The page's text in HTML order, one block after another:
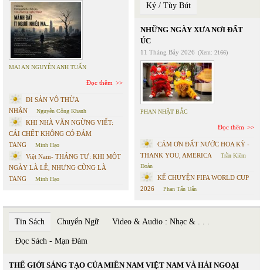
MAI AN NGUYỄN ANH TUẤN
Đọc thêm
DI SẢN VÔ THỪA
NHẬN
Nguyễn Công Khanh
KHI NHÀ VĂN NGỪNG VIẾT:
CÁI CHẾT KHÔNG CÓ ĐÁM
TANG
Minh Hạo
Việt Nam- THÁNG TƯ: KHI MỘT
NGÀY LÀ LỄ, NHƯNG CŨNG LÀ
TANG
Minh Hạo
Ký / Tùy Bút
NHỮNG NGÀY XƯA NƠI ĐẤT
ÚC
11 Tháng Bảy 2026 (Xem: 2166)
PHAN NHẬT BẮC
Đọc thêm
CÁM ƠN ĐẤT NƯỚC HOA KỲ -
THANK YOU, AMERICA
Trần Kiêm
Đoàn
KỂ CHUYỆN FIFA WORLD CUP
2026
Phan Tấn Uẩn
Tin Sách Chuyển Ngữ Video & Audio : Nhạc & . . .
Đọc Sách - Mạn Đàm
THẾ GIỚI SÁNG TẠO CỦA MIỀN NAM VIỆT NAM VÀ HẢI NGOẠI